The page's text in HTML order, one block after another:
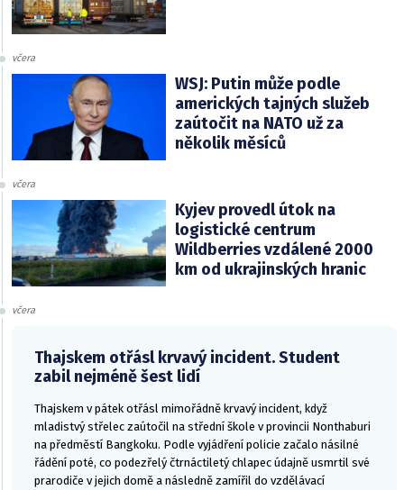
včera
WSJ: Putin může podle
amerických tajných služeb
zaútočit na NATO už za
několik měsíců
včera
Kyjev provedl útok na
logistické centrum
Wildberries vzdálené 2000
km od ukrajinských hranic
včera
Thajskem otřásl krvavý incident. Student
zabil nejméně šest lidí
Thajskem v pátek otřásl mimořádně krvavý incident, když
mladistvý střelec zaútočil na střední škole v provincii Nonthaburi
na předměstí Bangkoku. Podle vyjádření policie začalo násilné
řádění poté, co podezřelý čtrnáctiletý chlapec údajně usmrtil své
prarodiče v jejich domě a následně zamířil do vzdělávací